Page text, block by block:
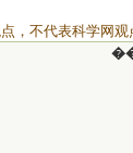
，不代表科学网观